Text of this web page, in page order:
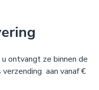
ontvangt ze binnen de
aan vanaf €